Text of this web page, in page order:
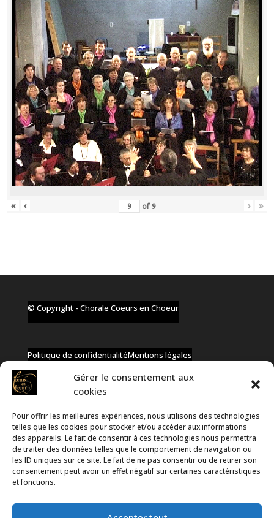
Gérer le consentement aux
cookies
Pour offrir les meilleures expériences, nous utilisons des technologies
telles que les cookies pour stocker et/ou accéder aux informations
des appareils. Le fait de consentir à ces technologies nous permettra
de traiter des données telles que le comportement de navigation ou
les ID uniques sur ce site. Le fait de ne pas consentir ou de retirer son
consentement peut avoir un effet négatif sur certaines caractéristiques
et fonctions.
« ‹ of 9 › »
© Copyright - Chorale Coeurs en Choeur
Politique de confidentialitéMentions légales
✆ +32 477 91 58 46
✉ infos@coeurs-en-choeur.be
Toute proposition de partenariat en développement sera